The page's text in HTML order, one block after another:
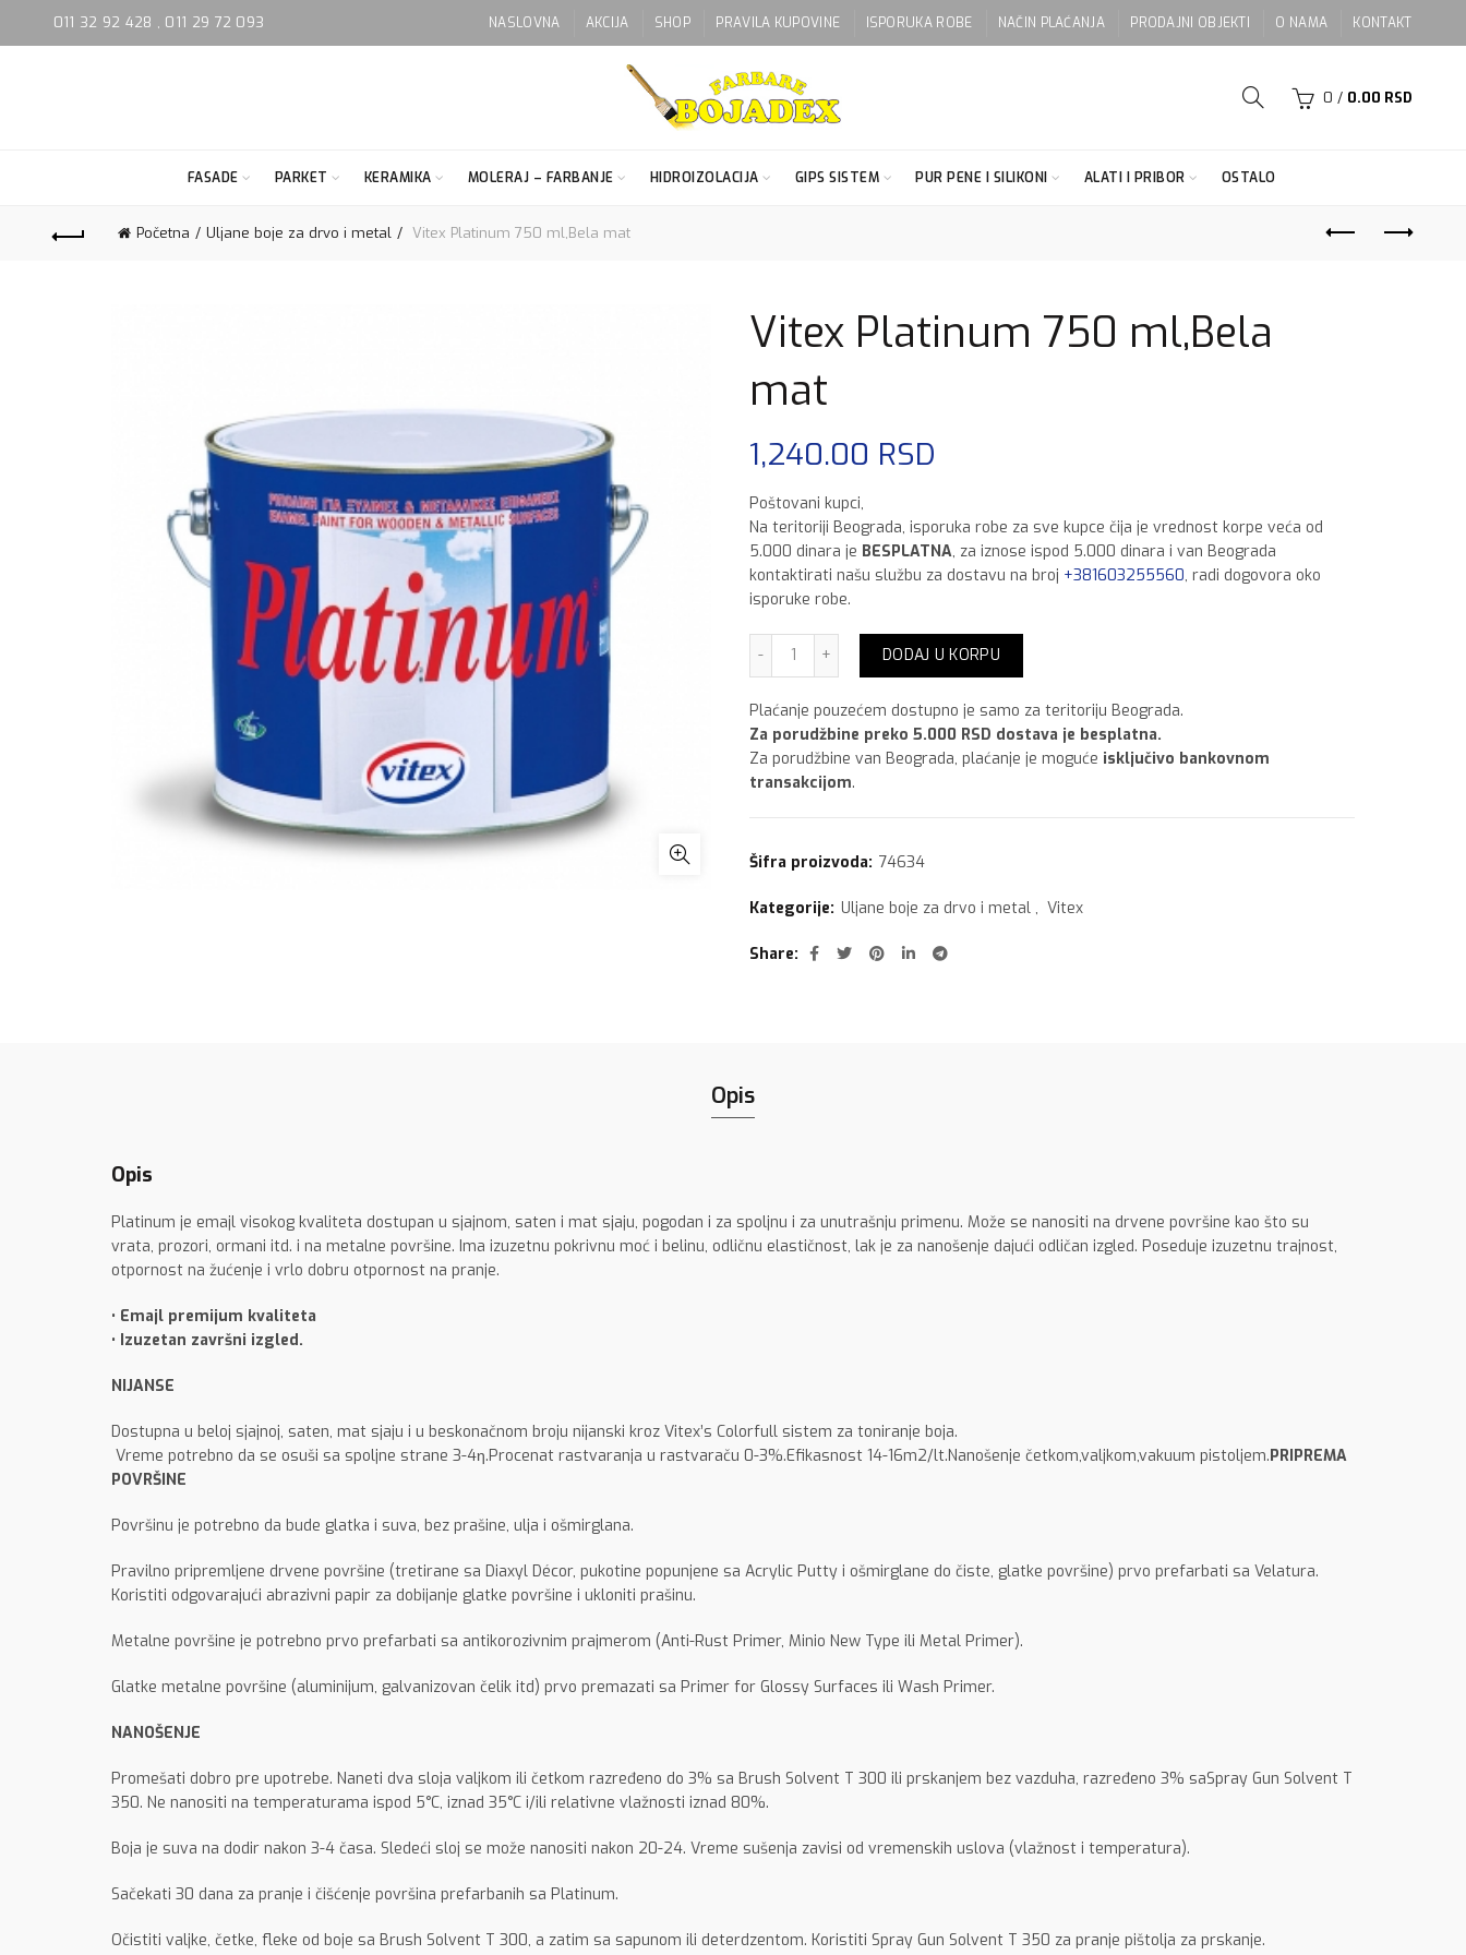
011 32 92 428 , 011 29 72 093 NASLOVNA AKCIJA SHOP PRAVILA KUPOVINE ISPORUKA ROBE NAČIN PLAĆANJA PRODAJNI OBJEKTI O NAMA KONTAKT
0 / 0.00 RSD
FASADE PARKET KERAMIKA MOLERAJ – FARBANJE HIDROIZOLACIJA GIPS SISTEM PUR PENE I SILIKONI ALATI I PRIBOR OSTALO
Početna Uljane boje za drvo i metal Vitex Platinum 750 ml,Bela mat
Vitex Platinum 750 ml,Bela
mat
1,240.00 RSD
Poštovani kupci,
Na teritoriji Beograda, isporuka robe za sve kupce čija je vrednost korpe veća od
5.000 dinara je BESPLATNA, za iznose ispod 5.000 dinara i van Beograda
kontaktirati našu službu za dostavu na broj +381603255560, radi dogovora oko
isporuke robe.
Vitex Platinum 750 ml,Bela mat količina
DODAJ U KORPU
Plaćanje pouzećem dostupno je samo za teritoriju Beograda.
Za porudžbine preko 5.000 RSD dostava je besplatna.
Za porudžbine van Beograda, plaćanje je moguće isključivo bankovnom
transakcijom.
Šifra proizvoda: 74634
Kategorije: Uljane boje za drvo i metal , Vitex
Share
Opis
Opis
Platinum je emajl visokog kvaliteta dostupan u sjajnom, saten i mat sjaju, pogodan i za spoljnu i za unutrašnju primenu. Može se nanositi na drvene površine kao što su
vrata, prozori, ormani itd. i na metalne površine. Ima izuzetnu pokrivnu moć i belinu, odličnu elastičnost, lak je za nanošenje dajući odličan izgled. Poseduje izuzetnu trajnost,
otpornost na žućenje i vrlo dobru otpornost na pranje.
• Emajl premijum kvaliteta
• Izuzetan završni izgled.
NIJANSE
Dostupna u beloj sjajnoj, saten, mat sjaju i u beskonačnom broju nijanski kroz Vitex’s Colorfull sistem za toniranje boja.
Vreme potrebno da se osuši sa spoljne strane 3-4η.Procenat rastvaranja u rastvaraču 0-3%.Efikasnost 14-16m2/lt.Nanošenje četkom,valjkom,vakuum pistoljem.PRIPREMA
POVRŠINE
Površinu je potrebno da bude glatka i suva, bez prašine, ulja i ošmirglana.
Pravilno pripremljene drvene površine (tretirane sa Diaxyl Décor, pukotine popunjene sa Acrylic Putty i ošmirglane do čiste, glatke površine) prvo prefarbati sa Velatura.
Koristiti odgovarajući abrazivni papir za dobijanje glatke površine i ukloniti prašinu.
Metalne površine je potrebno prvo prefarbati sa antikorozivnim prajmerom (Anti-Rust Primer, Minio New Type ili Metal Primer).
Glatke metalne površine (aluminijum, galvanizovan čelik itd) prvo premazati sa Primer for Glossy Surfaces ili Wash Primer.
NANOŠENJE
Promešati dobro pre upotrebe. Naneti dva sloja valjkom ili četkom razređeno do 3% sa Brush Solvent T 300 ili prskanjem bez vazduha, razređeno 3% saSpray Gun Solvent T
350. Ne nanositi na temperaturama ispod 5°C, iznad 35°C i/ili relativne vlažnosti iznad 80%.
Boja je suva na dodir nakon 3-4 časa. Sledeći sloj se može nanositi nakon 20-24. Vreme sušenja zavisi od vremenskih uslova (vlažnost i temperatura).
Sačekati 30 dana za pranje i čišćenje površina prefarbanih sa Platinum.
Očistiti valjke, četke, fleke od boje sa Brush Solvent T 300, a zatim sa sapunom ili deterdzentom. Koristiti Spray Gun Solvent T 350 za pranje pištolja za prskanje.